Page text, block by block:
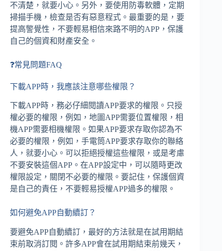
不清楚，就要小心。另外，要使用防毒軟體，定期
掃描手機，檢查是否有惡意程式。最重要的是，要
提高警覺性，不要輕易相信來路不明的APP，保護
自己的個資和財產安全。
❓常見問題FAQ
下載APP時，我應該注意哪些權限？
下載APP時，務必仔細閱讀APP要求的權限。只授
權必要的權限，例如，地圖APP需要位置權限，相
機APP需要相機權限。如果APP要求存取你認為不
必要的權限，例如，手電筒APP要求存取你的聯絡
人，就要小心。可以拒絕授權這些權限，或是考慮
不要安裝這個APP。在APP設定中，可以隨時更改
權限設定，關閉不必要的權限。要記住，保護個資
是自己的責任，不要輕易授權APP過多的權限。
如何避免APP自動續訂？
要避免APP自動續訂，最好的方法就是在試用期結
束前取消訂閱。許多APP會在試用期結束前幾天，